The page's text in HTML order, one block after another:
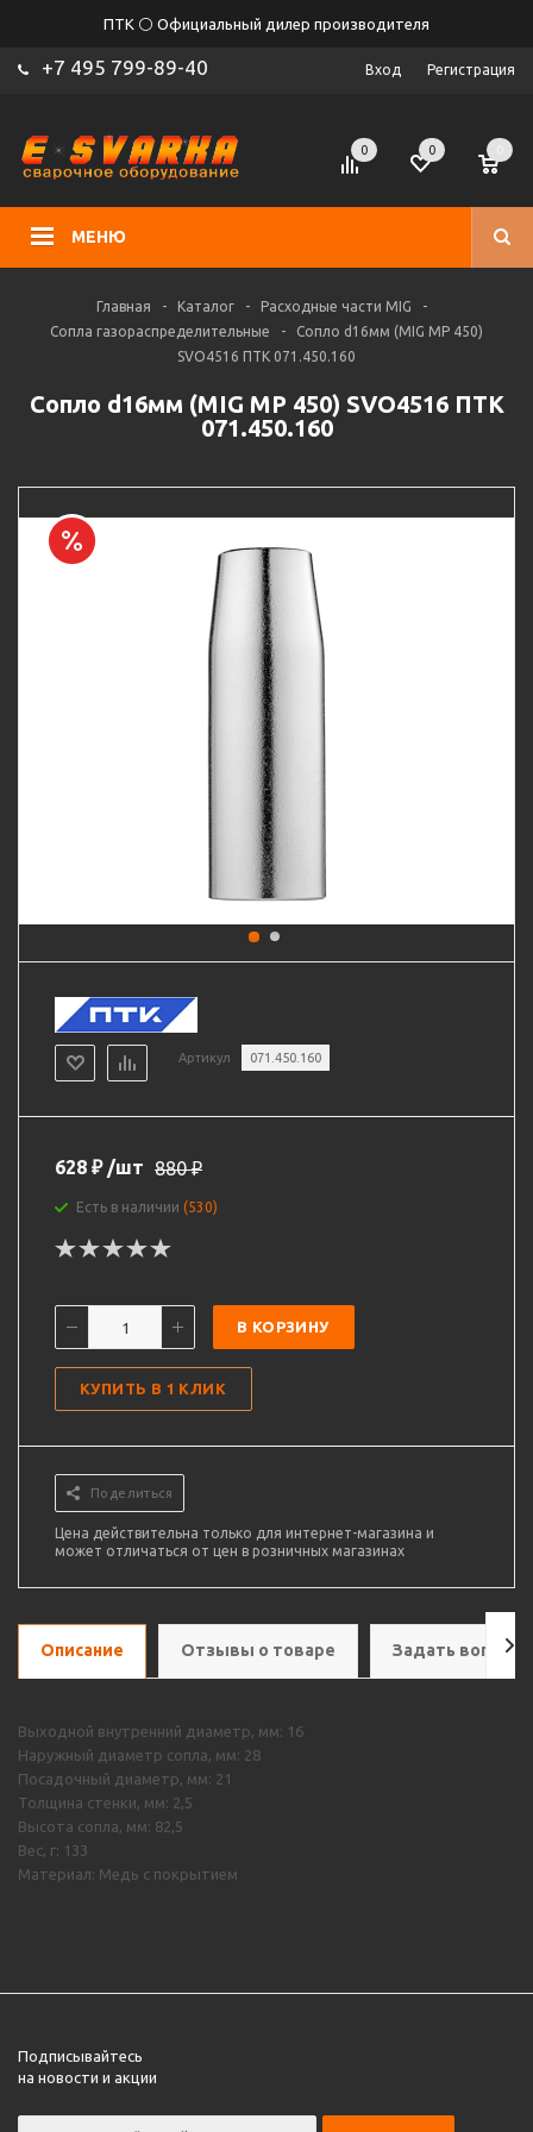
ПТК ⚪ Официальный дилер производителя
+7 495 799-89-40 Вход Регистрация
МЕНЮ
0 0
Главная - Каталог - Расходные части MIG
-
Сопла газораспределительные
-
Сопло d16мм (MIG MP 450)
SVO4516 ПТК 071.450.160
Сопло d16мм (MIG MP 450) SVO4516 ПТК
071.450.160
Артикул 071.450.160
628 ₽ /шт 880₽
Есть в наличии (530)
В КОРЗИНУ
КУПИТЬ В 1 КЛИК
Поделиться
Цена действительна только для интернет-магазина и
может отличаться от цен в розничных магазинах
Описание Отзывы о товаре Задать вопрос
Выходной внутренний диаметр, мм: 16
Наружный диаметр сопла, мм: 28
Посадочный диаметр, мм: 21
Толщина стенки, мм: 2,5
Высота сопла, мм: 82,5
Вес, г: 133
Материал: Медь с покрытием
Подписывайтесь
на новости и акции